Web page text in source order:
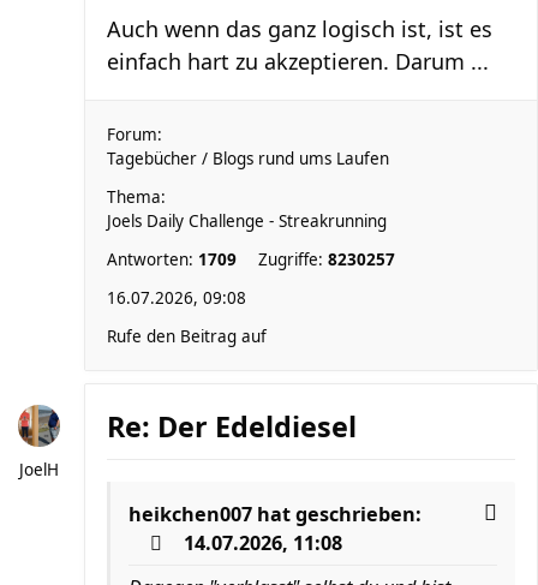
Auch wenn das ganz logisch ist, ist es
einfach hart zu akzeptieren. Darum ...
Forum:
Tagebücher / Blogs rund ums Laufen
Thema:
Joels Daily Challenge - Streakrunning
Antworten: 1709 Zugriffe: 8230257
16.07.2026, 09:08
Rufe den Beitrag auf
JoelH
Re: Der Edeldiesel
heikchen007 hat geschrieben:
14.07.2026, 11:08